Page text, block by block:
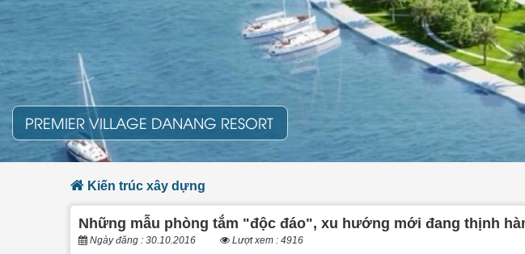
PREMIER VILLAGE DANANG RESORT
Kiến trúc xây dựng
Những mẫu phòng tắm "độc đáo", xu hướng mới đang thịnh
Ngày đăng : 30.10.2016 Lượt xem : 4916